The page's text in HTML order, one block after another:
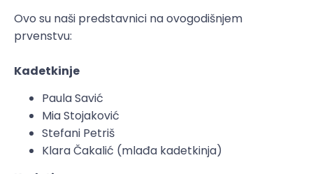
Ovo su naši predstavnici na ovogodišnjem
prvenstvu:
Kadetkinje
Paula Savić
Mia Stojaković
Stefani Petriš
Klara Čakalić (mlađa kadetkinja)